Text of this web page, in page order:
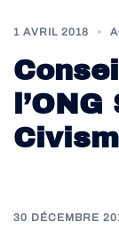
1 AVRIL 2018
l’ONG
30 DÉCEMBRE